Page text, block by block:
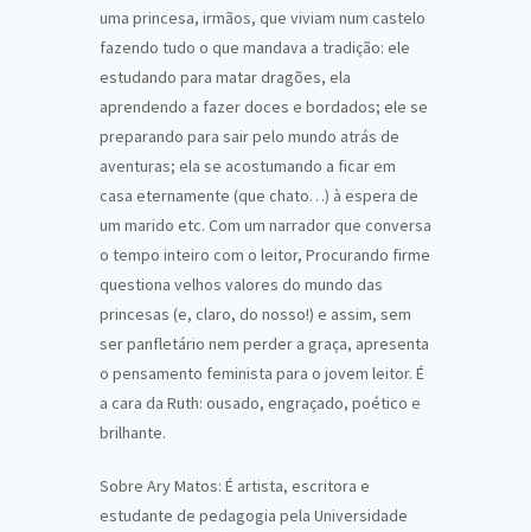
uma princesa, irmãos, que viviam num castelo
fazendo tudo o que mandava a tradição: ele
estudando para matar dragões, ela
aprendendo a fazer doces e bordados; ele se
preparando para sair pelo mundo atrás de
aventuras; ela se acostumando a ficar em
casa eternamente (que chato…) à espera de
um marido etc. Com um narrador que conversa
o tempo inteiro com o leitor, Procurando firme
questiona velhos valores do mundo das
princesas (e, claro, do nosso!) e assim, sem
ser panfletário nem perder a graça, apresenta
o pensamento feminista para o jovem leitor. É
a cara da Ruth: ousado, engraçado, poético e
brilhante.
Sobre Ary Matos: É artista, escritora e
estudante de pedagogia pela Universidade